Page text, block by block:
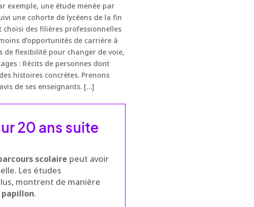
exemple, une étude menée par
une cohorte de lycéens de la fin
choisi des filières professionnelles
d’opportunités de carrière à
de flexibilité pour changer de voie,
: Récits de personnes dont
histoires concrètes. Prenons
de ses enseignants. […]
20 ans suite
scolaire peut avoir
Les études
montrent de manière
.